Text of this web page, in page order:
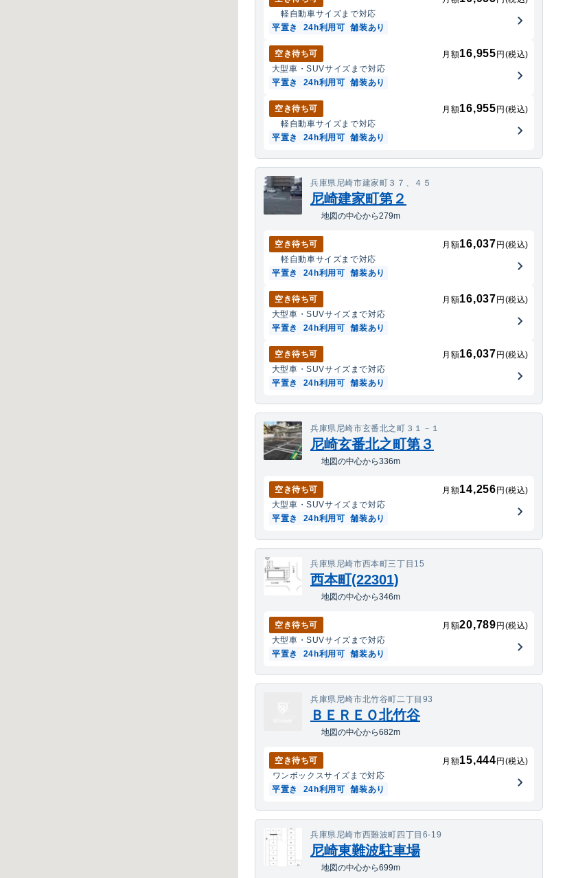
軽自動車サイズまで対応
平置き
24h利用可 舗装あり
空き待ち可 月額16,955 円(税込)
大型車・SUVサイズまで対応
平置き
24h利用可 舗装あり
空き待ち可 月額16,955 円(税込)
軽自動車サイズまで対応
平置き
24h利用可 舗装あり
兵庫県尼崎市建家町３７、４５
尼崎建家町第２
地図の中心から279m
空き待ち可 月額16,037 円(税込)
軽自動車サイズまで対応
平置き
24h利用可 舗装あり
空き待ち可 月額16,037 円(税込)
大型車・SUVサイズまで対応
平置き
24h利用可 舗装あり
空き待ち可 月額16,037 円(税込)
大型車・SUVサイズまで対応
平置き
24h利用可 舗装あり
兵庫県尼崎市玄番北之町３１－１
尼崎玄番北之町第３
地図の中心から336m
空き待ち可 月額14,256 円(税込)
大型車・SUVサイズまで対応
平置き
24h利用可 舗装あり
兵庫県尼崎市西本町三丁目15
西本町(22301)
地図の中心から346m
空き待ち可 月額20,789 円(税込)
大型車・SUVサイズまで対応
平置き
24h利用可 舗装あり
兵庫県尼崎市北竹谷町二丁目93
ＢＥＲＥＯ北竹谷
地図の中心から682m
空き待ち可 月額15,444 円(税込)
ワンボックスサイズまで対応
平置き
24h利用可 舗装あり
兵庫県尼崎市西難波町四丁目6-19
尼崎東難波駐車場
地図の中心から699m